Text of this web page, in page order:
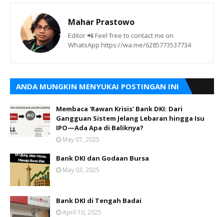
Mahar Prastowo
Editor 📲 Feel free to contact me on
WhatsApp https://wa.me/6285773537734
ANDA MUNGKIN MENYUKAI POSTINGAN INI
Membaca 'Rawan Krisis' Bank DKI: Dari
Gangguan Sistem Jelang Lebaran hingga Isu
IPO—Ada Apa di Baliknya?
May 07, 2025
Bank DKI dan Godaan Bursa
May 03, 2025
Bank DKI di Tengah Badai
April 10, 2025